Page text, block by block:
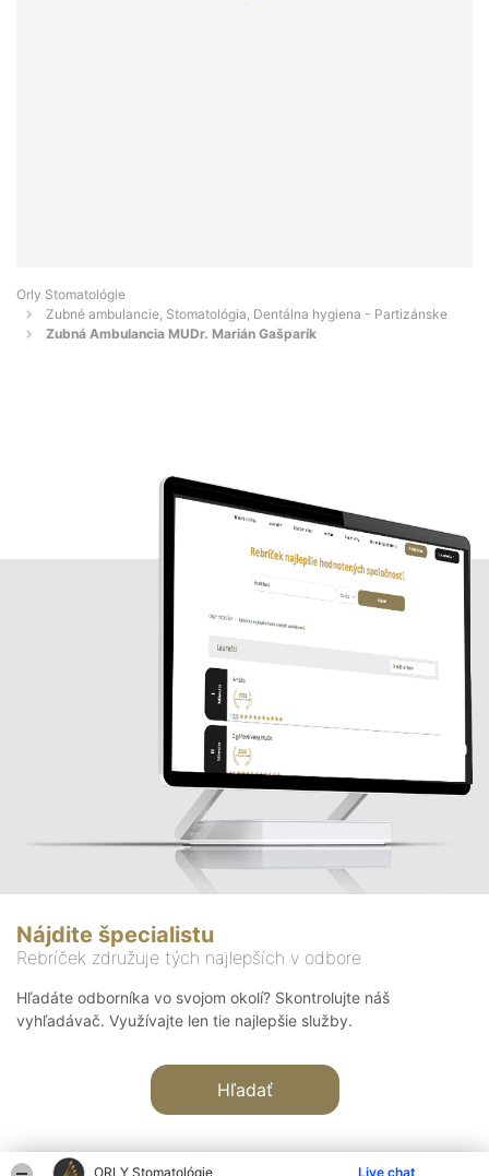
ORLY Stomatológie Live chat
Orly Stomatológie
Zubné ambulancie, Stomatológia, Dentálna hygiena - Partizánske
Zubná Ambulancia MUDr. Marián Gašparík
Nájdite špecialistu
Rebríček združuje tých najlepších v odbore
Hľadáte odborníka vo svojom okolí? Skontrolujte náš
vyhľadávač. Využívajte len tie najlepšie služby.
Hľadať